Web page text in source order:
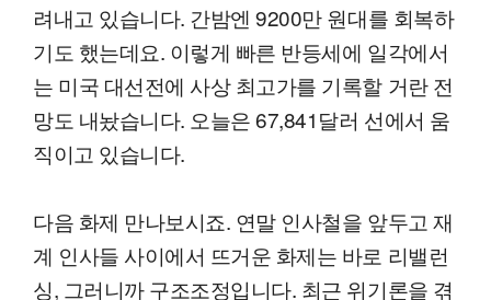
려내고 있습니다. 간밤엔 9200만 원대를 회복하
기도 했는데요. 이렇게 빠른 반등세에 일각에서
는 미국 대선전에 사상 최고가를 기록할 거란 전
망도 내놨습니다. 오늘은 67,841달러 선에서 움
직이고 있습니다.
다음 화제 만나보시죠. 연말 인사철을 앞두고 재
계 인사들 사이에서 뜨거운 화제는 바로 리밸런
싱, 그러니까 구조조정입니다. 최근 위기론을 겪